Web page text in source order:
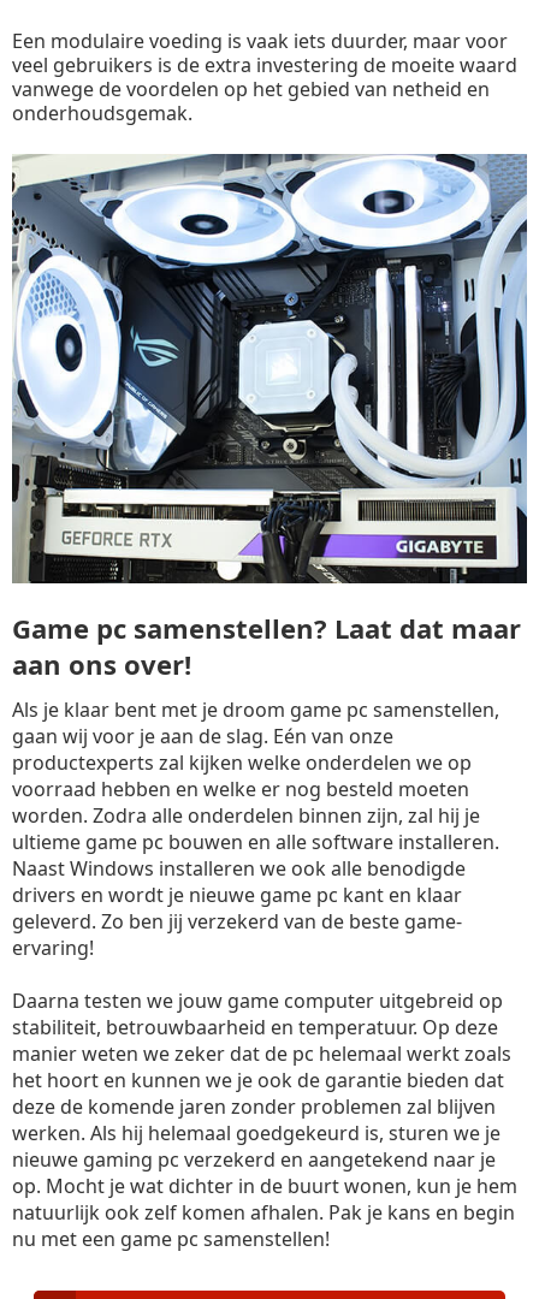
Een modulaire voeding is vaak iets duurder, maar voor
veel gebruikers is de extra investering de moeite waard
vanwege de voordelen op het gebied van netheid en
onderhoudsgemak.
Game pc samenstellen? Laat dat maar
aan ons over!
Als je klaar bent met je droom game pc samenstellen,
gaan wij voor je aan de slag. Eén van onze
productexperts zal kijken welke onderdelen we op
voorraad hebben en welke er nog besteld moeten
worden. Zodra alle onderdelen binnen zijn, zal hij je
ultieme game pc bouwen en alle software installeren.
Naast Windows installeren we ook alle benodigde
drivers en wordt je nieuwe game pc kant en klaar
geleverd. Zo ben jij verzekerd van de beste game-
ervaring!
Daarna testen we jouw game computer uitgebreid op
stabiliteit, betrouwbaarheid en temperatuur. Op deze
manier weten we zeker dat de pc helemaal werkt zoals
het hoort en kunnen we je ook de garantie bieden dat
deze de komende jaren zonder problemen zal blijven
werken. Als hij helemaal goedgekeurd is, sturen we je
nieuwe gaming pc verzekerd en aangetekend naar je
op. Mocht je wat dichter in de buurt wonen, kun je hem
natuurlijk ook zelf komen afhalen. Pak je kans en begin
nu met een game pc samenstellen!